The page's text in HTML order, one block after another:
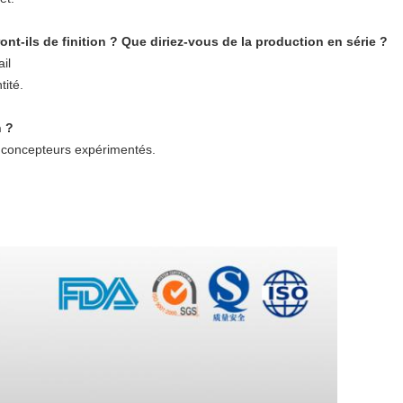
ils de finition ? Que diriez-vous de la production en série ?
?
expérimentés.